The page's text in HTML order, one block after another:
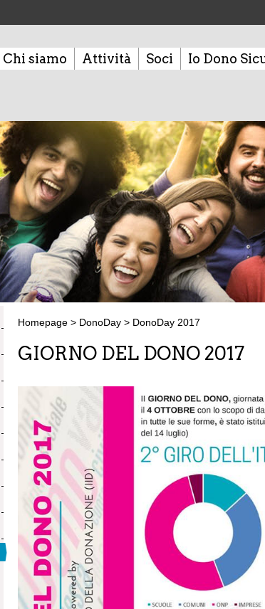
Chi siamo Attività Soci Io Dono
Homepage > DonoDay > DonoDay 2017
GIORNO DEL DONO 2017